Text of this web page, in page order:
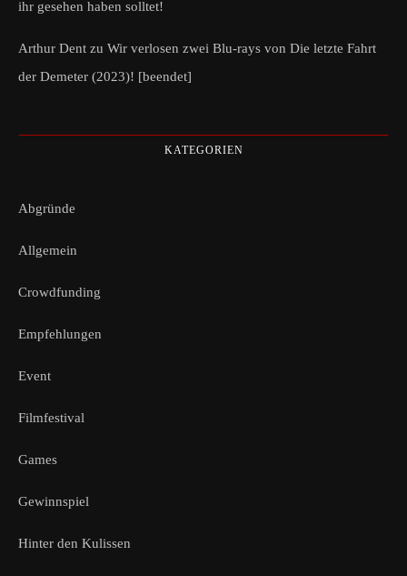
ihr gesehen haben solltet!
Arthur Dent zu Wir verlosen zwei Blu-rays von Die letzte Fahrt
der Demeter (2023)! [beendet]
KATEGORIEN
Abgründe
Allgemein
Crowdfunding
Empfehlungen
Event
Filmfestival
Games
Gewinnspiel
Hinter den Kulissen